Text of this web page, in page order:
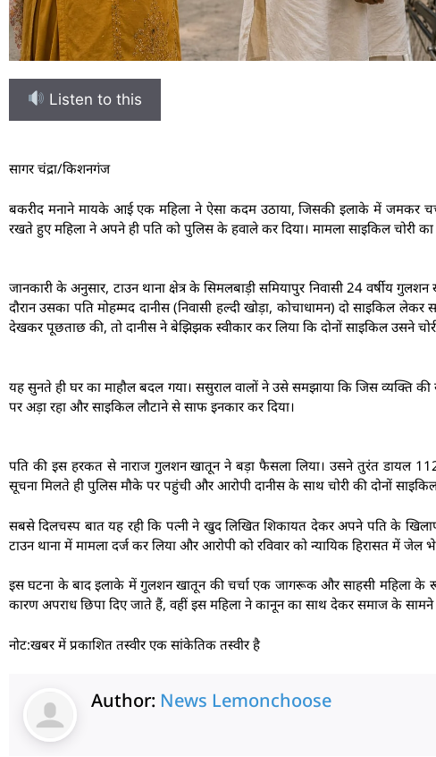
Listen to this
सागर चंद्रा/किशनगंज
बकरीद मनाने मायके आई एक महिला ने ऐसा कदम उठाया, जिसकी इलाके में जमकर
रखते हुए महिला ने अपने ही पति को पुलिस के हवाले कर दिया। मामला साइकिल चोरी
जानकारी के अनुसार, टाउन थाना क्षेत्र के सिमलबाड़ी समियापुर निवासी 24 वर्षीय
दौरान उसका पति मोहम्मद दानीस (निवासी हल्दी खोड़ा, कोचाधामन) दो साइकिल
देखकर पूछताछ की, तो दानीस ने बेझिझक स्वीकार कर लिया कि दोनों साइकिल उसने
यह सुनते ही घर का माहौल बदल गया। ससुराल वालों ने उसे समझाया कि जिस व्यक्ति
पर अड़ा रहा और साइकिल लौटाने से साफ इनकार कर दिया।
पति की इस हरकत से नाराज गुलशन खातून ने बड़ा फैसला लिया। उसने तुरंत डायल
सूचना मिलते ही पुलिस मौके पर पहुंची और आरोपी दानीस के साथ चोरी की दोनों
सबसे दिलचस्प बात यह रही कि पत्नी ने खुद लिखित शिकायत देकर अपने पति के
टाउन थाना में मामला दर्ज कर लिया और आरोपी को रविवार को न्यायिक हिरासत में जेल
इस घटना के बाद इलाके में गुलशन खातून की चर्चा एक जागरूक और साहसी महिला के
कारण अपराध छिपा दिए जाते हैं, वहीं इस महिला ने कानून का साथ देकर समाज के
नोट:खबर में प्रकाशित तस्वीर एक सांकेतिक तस्वीर है
Author: News Lemonchoose